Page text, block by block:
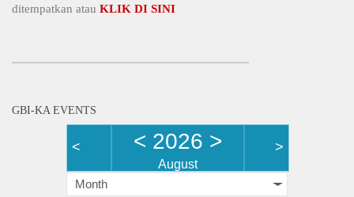
ditempatkan atau KLIK DI SINI
GBI-KA EVENTS
< < 2026 >
August
>
Month